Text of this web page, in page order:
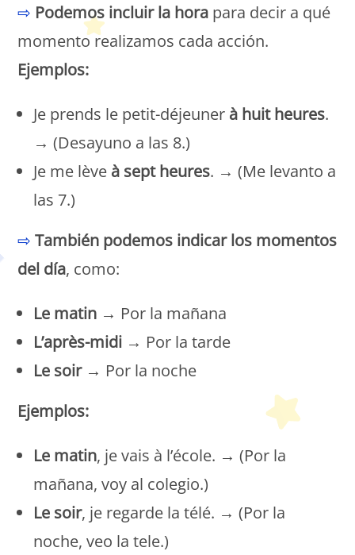
⇨ Podemos incluir la hora para decir a qué
momento realizamos cada acción.
Ejemplos:
Je prends le petit-déjeuner à huit heures.
→ (Desayuno a las 8.)
Je me lève à sept heures. → (Me levanto a
las 7.)
⇨ También podemos indicar los momentos
del día, como:
Le matin → Por la mañana
L’après-midi → Por la tarde
Le soir→ Por la noche
Ejemplos:
Le matin, je vais à l’école. → (Por la
mañana, voy al colegio.)
Le soir, je regarde la télé. → (Por la
noche, veo la tele.)